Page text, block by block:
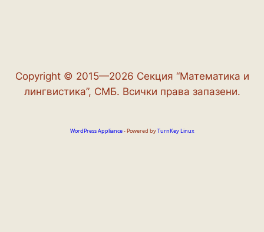
Copyright © 2015—2026 Секция “Математика и
лингвистика”, СМБ. Всички права запазени.
WordPress Appliance- Powered byTurnKey Linux